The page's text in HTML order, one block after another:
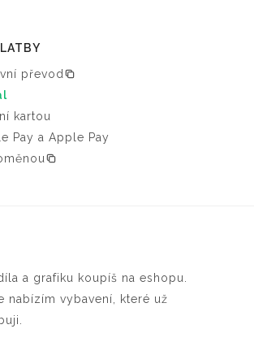
převod
kartou
Pay a Apple Pay
a grafiku koupíš na eshopu.
nabízím vybavení, které už